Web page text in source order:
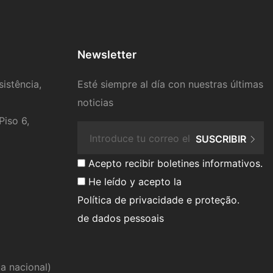
6,
nacional)
Newsletter
Esté siempre al día con nuestras últimas
noticias
Acepto recibir boletines informativos.
He leído y acepto la
Política de privacidade e proteção
de dados pessoais
.
SUSCRIBIR